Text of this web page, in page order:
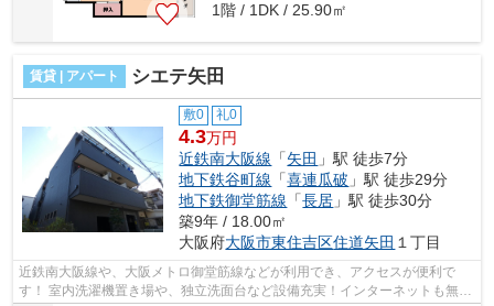
1階 / 1DK / 25.90㎡
賃貸 | アパート シエテ矢田
敷0 礼0
4.3万円
近鉄南大阪線 「矢田 」駅 徒歩7分
地下鉄谷町線 「喜連瓜破 」駅 徒歩29分
地下鉄御堂筋線 「長居 」駅 徒歩30分
築9年 / 18.00㎡
大阪府大阪市東住吉区住道矢田 １丁目
近鉄南大阪線や、大阪メトロ御堂筋線などが利用でき、アクセスが便利で
す！ 室内洗濯機置き場や、独立洗面台など設備充実！インターネットも無料